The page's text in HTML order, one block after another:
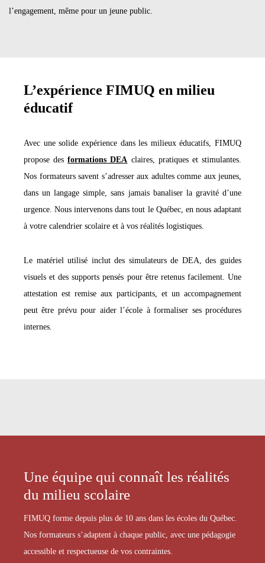
l’engagement, même pour un jeune public.
L’expérience FIMUQ en milieu
éducatif
Avec une solide expérience dans les milieux éducatifs, FIMUQ
propose desformations DEA claires, pratiques et stimulantes.
Nos formateurs savent s’adresser aux adultes comme aux jeunes,
dans un langage simple, sans jamais banaliser la gravité d’une
urgence. Nous intervenons dans tout le Québec, en nous adaptant
à votre calendrier scolaire et à vos réalités logistiques.
Le matériel utilisé inclut des simulateurs de DEA, des guides
visuels et des supports pensés pour être retenus facilement. Une
attestation est remise aux participants, et un accompagnement
peut être prévu pour aider l’école à formaliser ses procédures
internes.
Une équipe qui connaît les réalités
du milieu scolaire
FIMUQ forme depuis plus de 10 ans dans les écoles du Québec.
Nos formateurs s’adaptent à chaque public, avec une pédagogie
accessible et respectueuse de vos contraintes.